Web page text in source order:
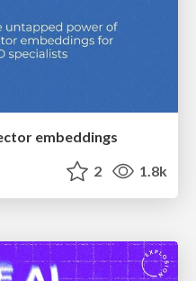
embeddings
2 1.8k